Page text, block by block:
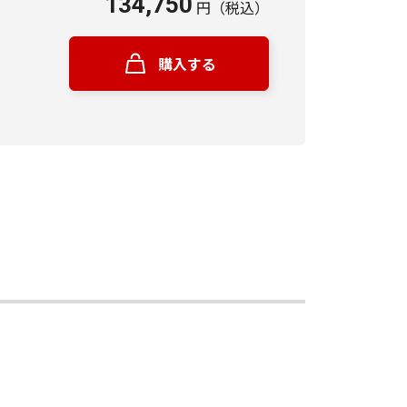
円 （税込）
購入する